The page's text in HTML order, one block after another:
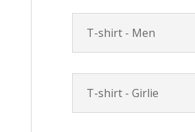
T-shirt - Men
T-shirt - Girlie